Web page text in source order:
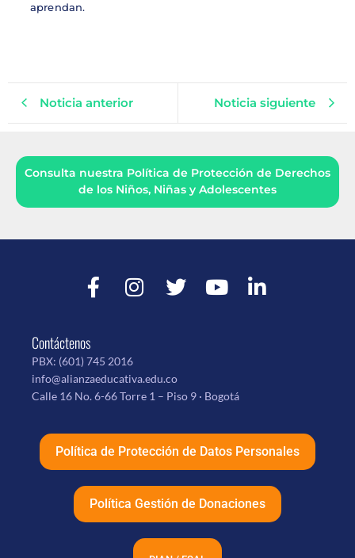
aprendan.
Noticia anterior Noticia siguiente
Consulta nuestra Política de Protección de Derechos
de los Niños, Niñas y Adolescentes
Contáctenos
PBX: (601) 745 2016
info@alianzaeducativa.edu.co
Calle 16 No. 6-66 Torre 1 – Piso 9 · Bogotá
Política de Protección de Datos Personales
Política Gestión de Donaciones